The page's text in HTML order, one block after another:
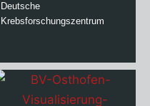
Deutsche
Krebsforschungszentrum